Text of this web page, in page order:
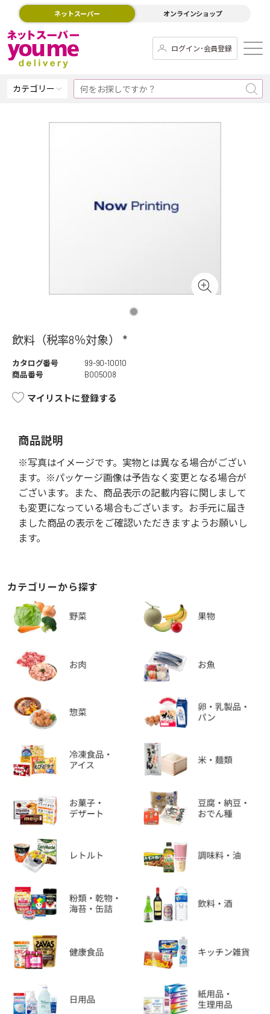
ネットスーパー オンラインショップ
ログイン･会員登録
カテゴリー
飲料（税率8％対象） *
カタログ番号
99-90-10010
商品番号
B005008
マイリストに登録する
商品説明
※写真はイメージです。実物とは異なる場合がござい
ます。※パッケージ画像は予告なく変更となる場合が
ございます。また、商品表示の記載内容に関しまして
も変更になっている場合もございます。お手元に届き
ました商品の表示をご確認いただきますようお願いし
ます。
カテゴリーから探す